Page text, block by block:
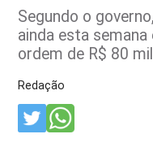
Segundo o
ainda esta
ordem de R$ 80
Redação